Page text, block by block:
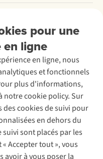
pour une
en ligne
en ligne, nous
et fonctionnels
plus d'informations,
notre cookie policy. Sur
des cookies de suivi pour
en dehors du
sont placés par les
Accepter tout », vous
avoir à vous poser la